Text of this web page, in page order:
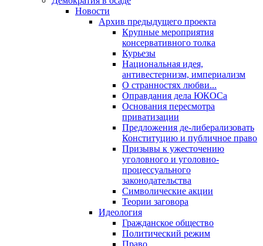
Новости
Архив предыдущего проекта
Крупные мероприятия
консервативного толка
Курьезы
Национальная идея,
антивестернизм, империализм
О странностях любви...
Оправдания дела ЮКОСа
Основания пересмотра
приватизации
Предложения де-либерализовать
Конституцию и публичное право
Призывы к ужесточению
уголовного и уголовно-
процессуального
законодательства
Символические акции
Теории заговора
Идеология
Гражданское общество
Политический режим
Право